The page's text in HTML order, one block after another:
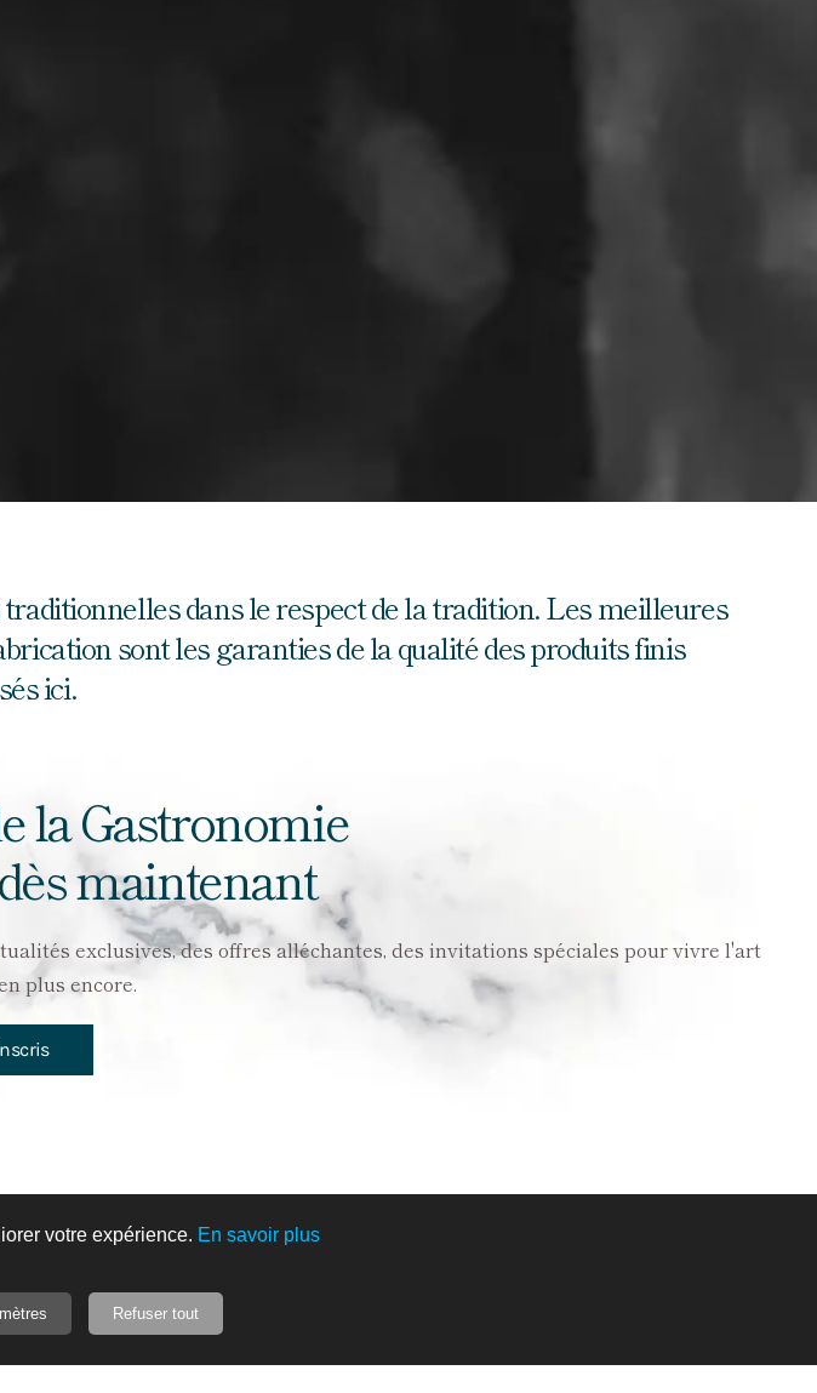
dans le respect de la tradition. Les meilleures
sont les garanties de la qualité des produits finis
ici.
la Gastronomie
maintenant
exclusives, des offres alléchantes, des invitations spéciales pour vivre l'art
plus encore.
- 400g environ
17,00 €
votre expérience. En savoir plus
Refuser tout